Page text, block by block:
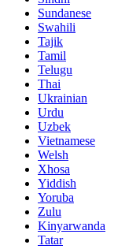
Sundanese
Swahili
Tajik
Tamil
Telugu
Thai
Ukrainian
Urdu
Uzbek
Vietnamese
Welsh
Xhosa
Yiddish
Yoruba
Zulu
Kinyarwanda
Tatar